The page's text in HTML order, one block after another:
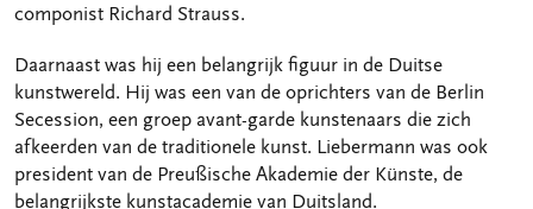
componist Richard Strauss.
Daarnaast was hij een belangrijk figuur in de Duitse
kunstwereld. Hij was een van de oprichters van de Berlin
Secession, een groep avant-garde kunstenaars die zich
afkeerden van de traditionele kunst. Liebermann was ook
president van de Preußische Akademie der Künste, de
belangrijkste kunstacademie van Duitsland.